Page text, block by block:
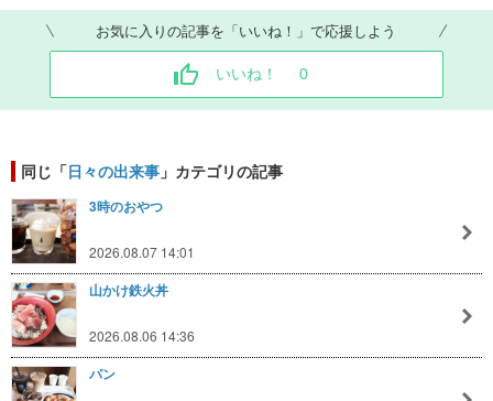
お気に入りの記事を「いいね！」で応援しよう
いいね！ 0
同じ「日々の出来事 」カテゴリの記事
3時のおやつ
2026.08.07 14:01
山かけ鉄火丼
2026.08.06 14:36
パン